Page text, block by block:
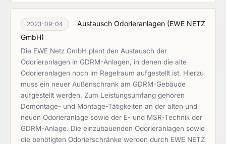
2023-09-04 Austausch Odorieranlagen (EWE NETZ
GmbH)
Die EWE Netz GmbH plant den Austausch der
Odorieranlagen in GDRM-Anlagen, in denen die alte
Odorieranlagen noch im Regelraum aufgestellt ist. Hierzu
muss ein neuer Außenschrank am GDRM-Gebäude
aufgestellt werden. Zum Leistungsumfang gehören
Demontage- und Montage-Tätigkeiten an der alten und
neuen Odorieranlage sowie der E- und MSR-Technik der
GDRM-Anlage. Die einzubauenden Odorieranlagen sowie
die benötigten Odorierschränke werden durch EWE NETZ